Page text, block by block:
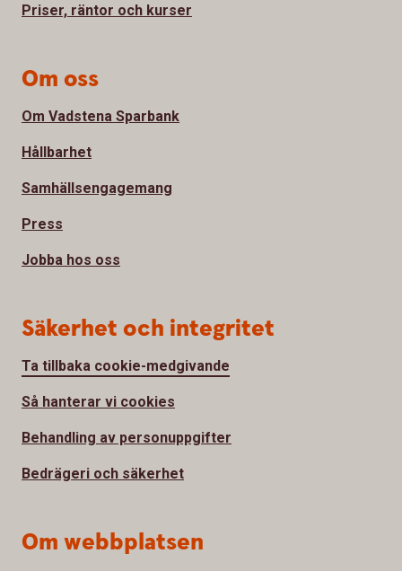
Priser, räntor och kurser
Om oss
Om Vadstena Sparbank
Hållbarhet
Samhällsengagemang
Press
Jobba hos oss
Säkerhet och integritet
Ta tillbaka cookie-medgivande
Så hanterar vi cookies
Behandling av personuppgifter
Bedrägeri och säkerhet
Om webbplatsen